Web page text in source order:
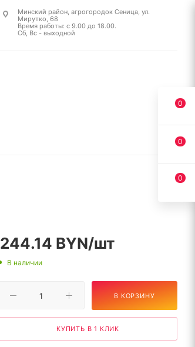
Минский район, агрогородок Сеница, ул.
Мирутко, 68
Время работы: с 9.00 до 18.00.
Сб, Вс - выходной
244.14 BYN/шт
В наличии
В КОРЗИНУ
КУПИТЬ В 1 КЛИК
0
0
0